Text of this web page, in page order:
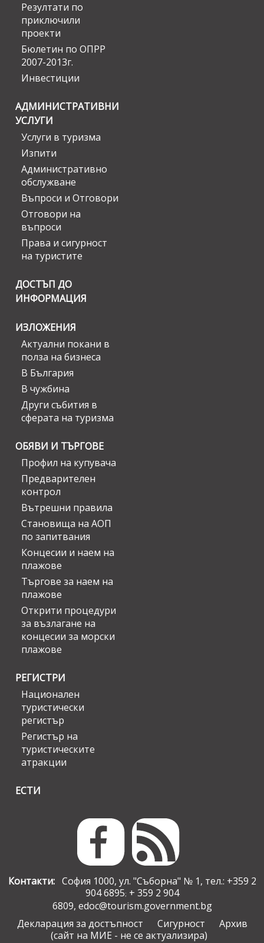
Резултати по
приключили
проекти
Бюлетин по ОПРР
2007-2013г.
Инвестиции
АДМИНИСТРАТИВНИ
УСЛУГИ
Услуги в туризма
Изпити
Административно
обслужване
Въпроси и Отговори
Отговори на
въпроси
Права и сигурност
на туристите
ДОСТЪП ДО
ИНФОРМАЦИЯ
ИЗЛОЖЕНИЯ
Актуални покани в
полза на бизнеса
В България
В чужбина
Други събития в
сферата на туризма
ОБЯВИ И ТЪРГОВЕ
Профил на купувача
Предварителен
контрол
Вътрешни правила
Становища на АОП
по запитвания
Концесии и наем на
плажове
Търгове за наем на
плажове
Открити процедури
за възлагане на
концесии за морски
плажове
РЕГИСТРИ
Национален
туристически
регистър
Регистър на
туристическите
атракции
ЕСТИ
Контакти:София 1000, ул. "Съборна" № 1, тел.: +359 2
904 6895; + 359 2 904
6809, edoc@tourism.government.bg
Декларация за достъпност
Сигурност
Архив
(сайт на МИЕ - не се актуализира)